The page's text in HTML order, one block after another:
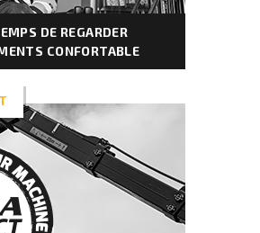
alimentation pulsée
DE REGARDER
CONFORTABLE